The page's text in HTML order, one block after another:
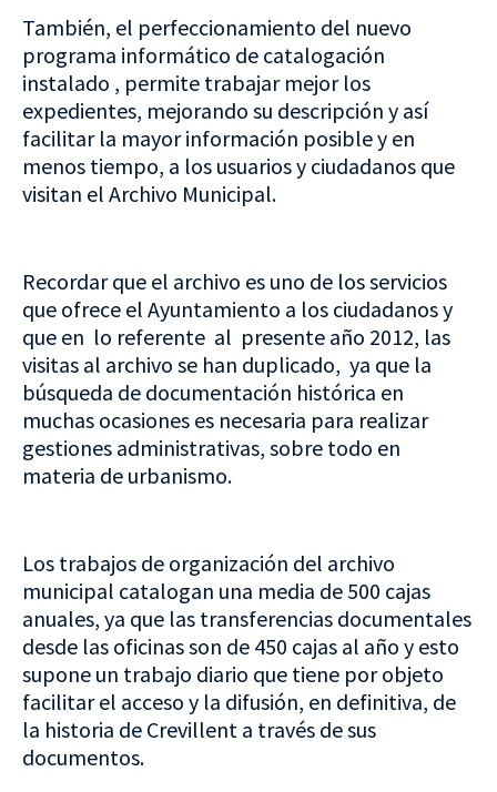
También, el perfeccionamiento del nuevo
programa informático de catalogación
instalado , permite trabajar mejor los
expedientes, mejorando su descripción y así
facilitar la mayor información posible y en
menos tiempo, a los usuarios y ciudadanos que
visitan el Archivo Municipal.
Recordar que el archivo es uno de los servicios
que ofrece el Ayuntamiento a los ciudadanos y
que en lo referente al presente año 2012, las
visitas al archivo se han duplicado, ya que la
búsqueda de documentación histórica en
muchas ocasiones es necesaria para realizar
gestiones administrativas, sobre todo en
materia de urbanismo.
Los trabajos de organización del archivo
municipal catalogan una media de 500 cajas
anuales, ya que las transferencias documentales
desde las oficinas son de 450 cajas al año y esto
supone un trabajo diario que tiene por objeto
facilitar el acceso y la difusión, en definitiva, de
la historia de Crevillent a través de sus
documentos.